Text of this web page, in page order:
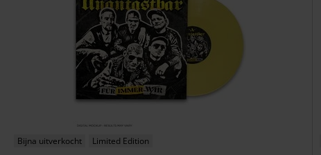
Bijna uitverkocht Limited Edition